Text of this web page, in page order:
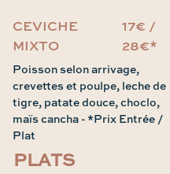
CEVICHE
MIXTO
17€ /
28€*
Poisson selon arrivage,
crevettes et poulpe, leche de
tigre, patate douce, choclo,
maïs cancha - *Prix Entrée /
Plat
PLATS